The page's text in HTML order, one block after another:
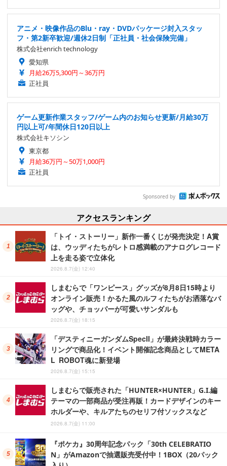
アニメ・映像作品のBlu・ray・DVDパッケージ封入スタッ
フ・第2新卒歓迎/週休2日制「正社員・社会保険完備」
株式会社enrich technology
愛知県
月給26万5,300円～36万円
正社員
ゲーム更新作業スタッフ/ゲーム内のお知らせ更新/月給30万
円以上可/年間休日120日以上
株式会社キソシン
東京都
月給36万円～50万1,000円
正社員
Sponsored by
アクセスランキング
「トイ・ストーリー」新作一番くじが発売決定！A賞
は、ウッディたちがレトロ感満載のアナログレコード
上を走る姿で立体化
2026.8.7(金) 12:40
しまむらで「ワンピース」グッズが8月8日15時より
オンライン販売！かるた風のルフィたちがお洒落なバ
ッグや、チョッパーが可愛いサンダルも
2026.8.7(金) 18:15
「デスティニーガンダムSpecII」が最終決戦時カラー
リングで商品化！イベント開催記念商品としてMETA
L ROBOT魂に新登場
2026.8.7(金) 15:15
しまむらで販売された「HUNTER×HUNTER」G.I.編
テーマの一部商品が受注再販！カードデザインのキー
ホルダーや、キルアたちのセリフ付ソックスなど
2026.8.7(金) 11:00
『ポケカ』30周年記念パック「30th CELEBRATIO
N」がAmazonで抽選販売受付中！1BOX（20パック